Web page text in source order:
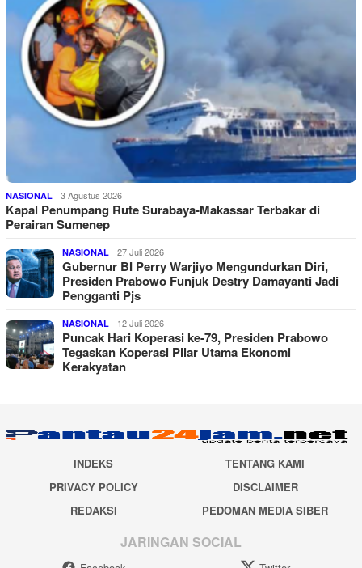
NASIONAL 3 Agustus 2026
Kapal Penumpang Rute Surabaya-Makassar Terbakar di
Perairan Sumenep
NASIONAL 27 Juli 2026
Gubernur BI Perry Warjiyo Mengundurkan Diri,
Presiden Prabowo Funjuk Destry Damayanti Jadi
Pengganti Pjs
NASIONAL 12 Juli 2026
Puncak Hari Koperasi ke-79, Presiden Prabowo
Tegaskan Koperasi Pilar Utama Ekonomi
Kerakyatan
INDEKS
TENTANG KAMI
PRIVACY POLICY
DISCLAIMER
REDAKSI
PEDOMAN MEDIA SIBER
JARINGAN SOCIAL